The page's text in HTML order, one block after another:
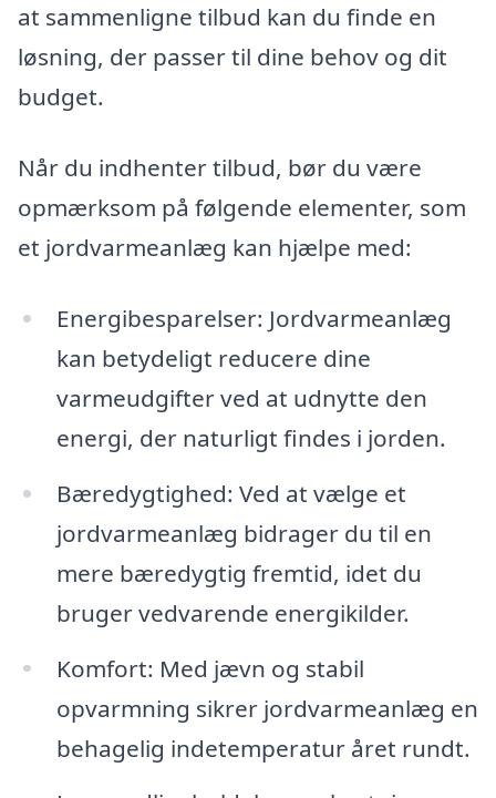
at sammenligne tilbud kan du finde en
løsning, der passer til dine behov og dit
budget.
Når du indhenter tilbud, bør du være
opmærksom på følgende elementer, som
et jordvarmeanlæg kan hjælpe med:
Energibesparelser: Jordvarmeanlæg
kan betydeligt reducere dine
varmeudgifter ved at udnytte den
energi, der naturligt findes i jorden.
Bæredygtighed: Ved at vælge et
jordvarmeanlæg bidrager du til en
mere bæredygtig fremtid, idet du
bruger vedvarende energikilder.
Komfort: Med jævn og stabil
opvarmning sikrer jordvarmeanlæg en
behagelig indetemperatur året rundt.